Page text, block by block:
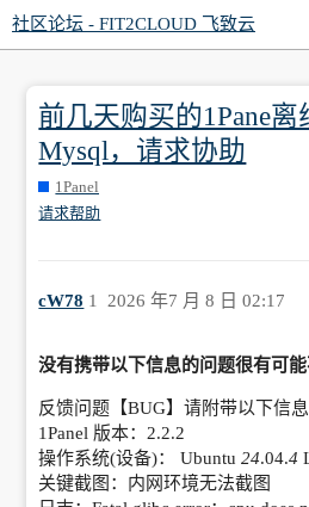
社区论坛 - FIT2CLOUD 飞致云
前几天购买的1Pane
Mysql，请求协助
1Panel
请求帮助
cW78 2026 年7 月 8 日 02:17
1
没有携带以下信息的问题很有可
反馈问题【BUG】请附带以下信息
1Panel 版本：2.2.2
操作系统(设备)： Ubuntu24.04.4
关键截图：内网环境无法截图